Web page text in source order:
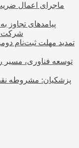
ماجرای اعمال ضریب ۲.۷ برای اینترنت بین‌الملل
شرکت
تمدید مهلت ثبت‌نام دومین
توسعه فناوری،
پزشکیان: مشروطه